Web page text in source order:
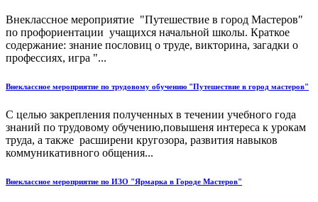
Внеклассное мероприятие "Путешествие в город Мастеров"
по профориентации учащихся начальной школы. Краткое
содержание: знание пословиц о труде, викторина, загадки о
профессиях, игра "...
Внеклассное мероприятие по трудовому обучению "Путешествие в город мастеров"
С целью закрепления полученных в течении учебного года
знаний по трудовому обучению,повышеня интереса к урокам
труда, а также расширени кругозора, развития навыков
коммуникативного общения...
Внеклассное мероприятие по ИЗО "Ярмарка в Городе Мастеров"